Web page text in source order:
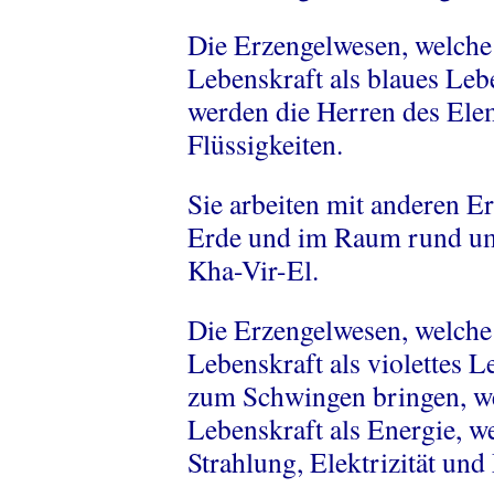
Die Erzengelwesen,
Lebenskraft als blaues
werden die Herren des
Flüssigkeiten.
Sie arbeiten mit anderen
Erde und im Raum rund
Kha-Vir-El.
Die Erzengelwesen,
Lebenskraft als violettes
zum Schwingen bringen,
Lebenskraft als Energie,
Strahlung, Elektrizität und